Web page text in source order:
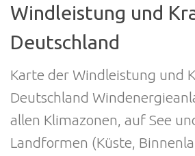
Windleistung und
Deutschland
Karte der Windleistung und
Deutschland
allen Klimazonen, auf See
Landformen (Küste,